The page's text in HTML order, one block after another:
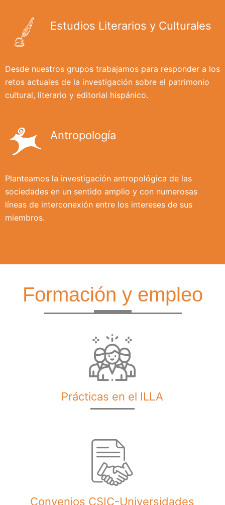
Estudios Literarios y Culturales
Desde nuestros grupos trabajamos para responder a los
retos actuales de la investigación sobre el patrimonio
cultural, literario y editorial hispánico.
Antropología
Planteamos la investigación antropológica de las
sociedades en un sentido amplio y con numerosas
líneas de interconexión entre los intereses de sus
miembros.
Formación y empleo
Prácticas en el ILLA
Convenios CSIC-Universidades